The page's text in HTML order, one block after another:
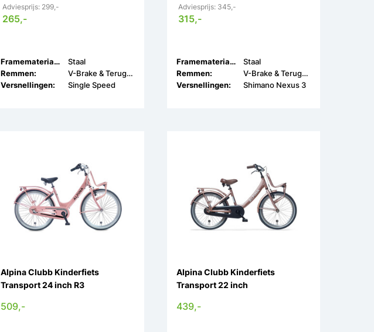
Adviesprijs: 299,-
265,-
Framemateriaal:
Staal
Remmen:
V-Brake & Terugtrap
Versnellingen:
Single Speed
Adviesprijs: 345,-
315,-
Framemateriaal:
Staal
Remmen:
V-Brake & Terugtrap
Versnellingen:
Shimano Nexus 3
Alpina Clubb Kinderfiets
Transport 24 inch R3
509,-
Alpina Clubb Kinderfiets
Transport 22 inch
439,-